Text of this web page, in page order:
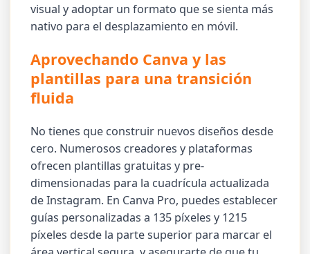
visual y adoptar un formato que se sienta más
nativo para el desplazamiento en móvil.
Aprovechando Canva y las
plantillas para una transición
fluida
No tienes que construir nuevos diseños desde
cero. Numerosos creadores y plataformas
ofrecen plantillas gratuitas y pre-
dimensionadas para la cuadrícula actualizada
de Instagram. En Canva Pro, puedes establecer
guías personalizadas a 135 píxeles y 1215
píxeles desde la parte superior para marcar el